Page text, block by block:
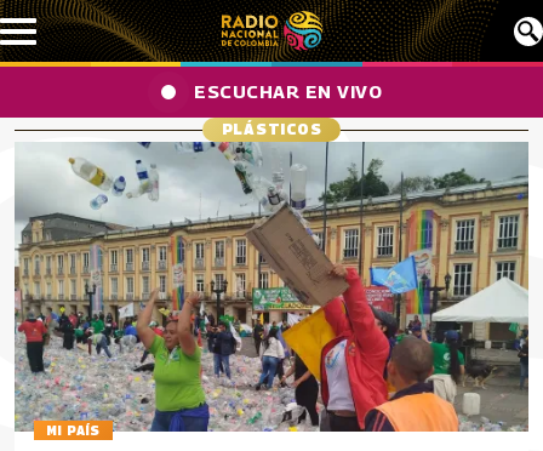
Pasar al contenido principal
ESCUCHAR EN VIVO
PLÁSTICOS
MI PAÍS